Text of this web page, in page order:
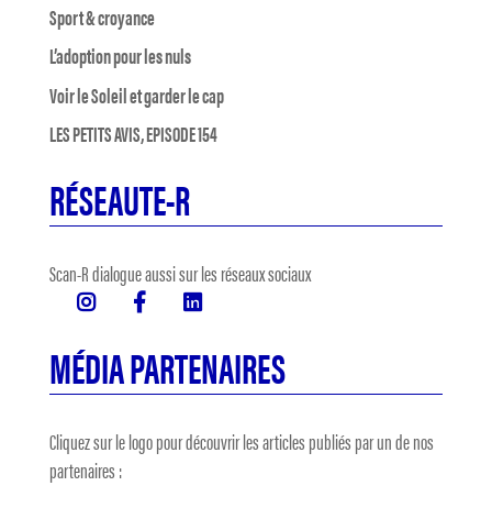
Sport & croyance
L’adoption pour les nuls
Voir le Soleil et garder le cap
LES PETITS AVIS, EPISODE 154
RÉSEAUTE-R
Scan-R dialogue aussi sur les réseaux sociaux
MÉDIA PARTENAIRES
Cliquez sur le logo pour découvrir les articles publiés par un de nos
partenaires :